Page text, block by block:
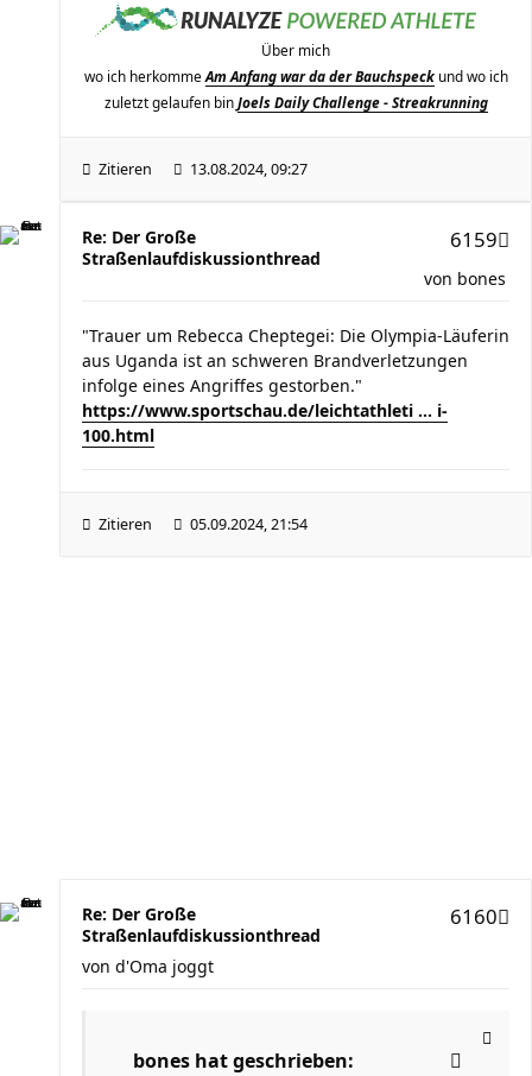
Über mich
wo ich herkomme Am Anfang war da der Bauchspeckund wo ich
zuletzt gelaufen binJoels Daily Challenge - Streakrunning
Zitieren 13.08.2024, 09:27
Re: Der Große
Straßenlaufdiskussionthread
6159
von bones
"Trauer um Rebecca Cheptegei: Die Olympia-Läuferin
aus Uganda ist an schweren Brandverletzungen
infolge eines Angriffes gestorben."
https://www.sportschau.de/leichtathleti ... i-
100.html
Zitieren 05.09.2024, 21:54
Re: Der Große
Straßenlaufdiskussionthread
6160
von d'Oma joggt
bones hat geschrieben: